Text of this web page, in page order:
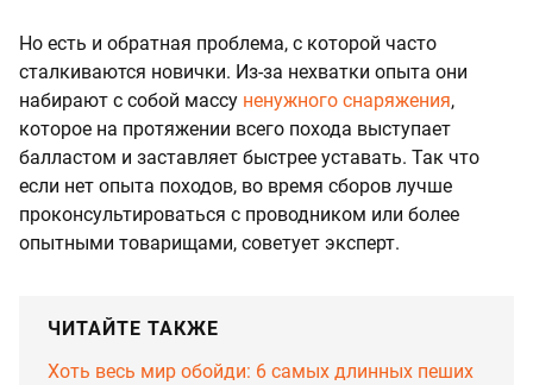
Но есть и обратная проблема, с которой часто
сталкиваются новички. Из-за нехватки опыта они
набирают с собой массу ненужного снаряжения,
которое на протяжении всего похода выступает
балластом и заставляет быстрее уставать. Так что
если нет опыта походов, во время сборов лучше
проконсультироваться с проводником или более
опытными товарищами, советует эксперт.
ЧИТАЙТЕ ТАКЖЕ
Хоть весь мир обойди: 6 самых длинных пеших